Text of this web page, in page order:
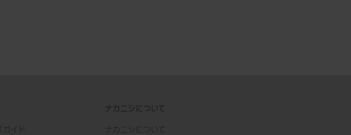
ガイド
ナカニシについて
ナカニシについて